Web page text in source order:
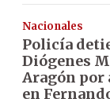
Nacionales
Policía
Diógenes
Aragón
en